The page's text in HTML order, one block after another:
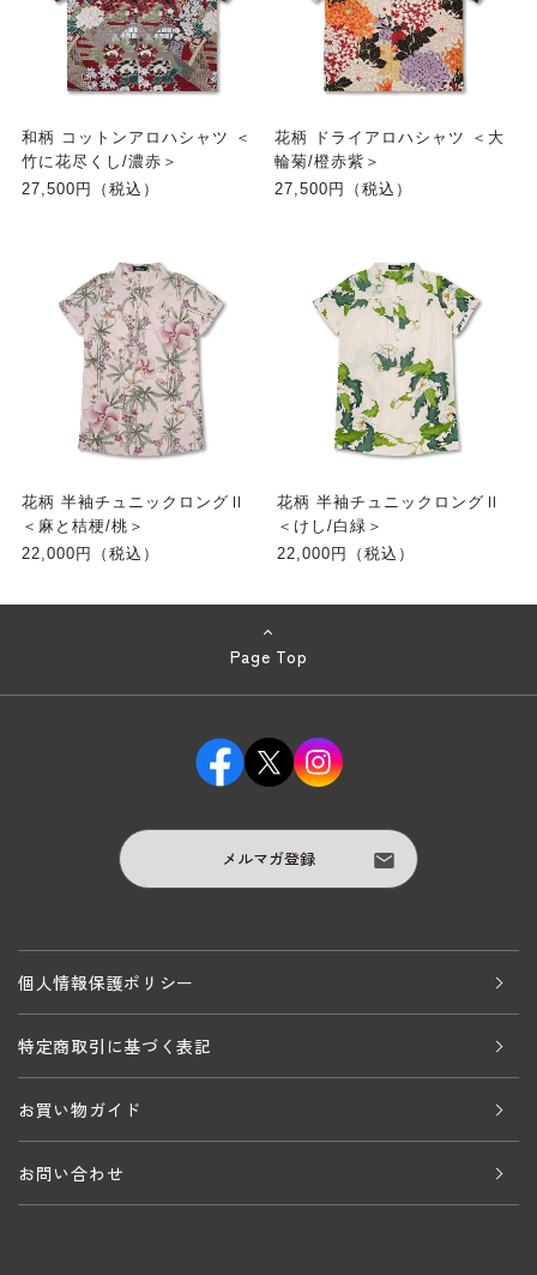
和柄 コットンアロハシャツ ＜
竹に花尽くし/濃赤＞
27,500円（税込）
花柄 ドライアロハシャツ ＜大
輪菊/橙赤紫＞
27,500円（税込）
花柄 半袖チュニックロングⅡ
＜麻と桔梗/桃＞
22,000円（税込）
花柄 半袖チュニックロングⅡ
＜けし/白緑＞
22,000円（税込）
Page Top
メルマガ登録
個人情報保護ポリシー
特定商取引に基づく表記
お買い物ガイド
お問い合わせ